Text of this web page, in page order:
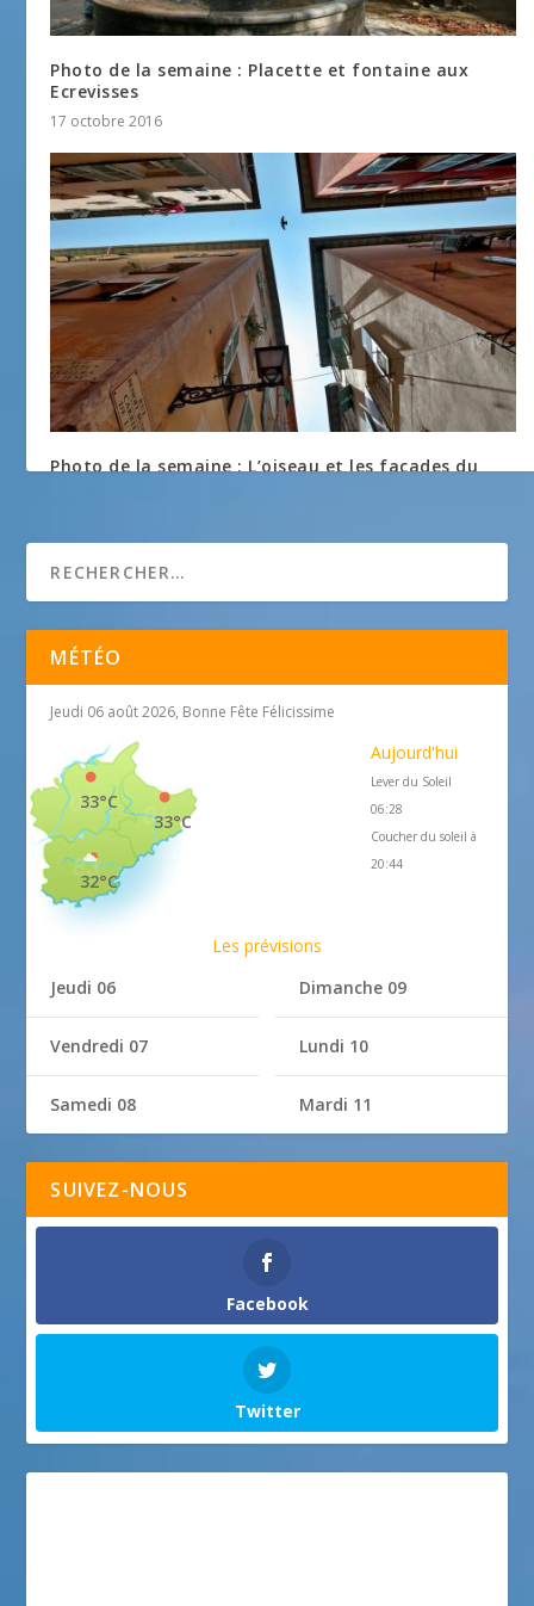
Photo de la semaine : Placette et fontaine aux
Ecrevisses
17 octobre 2016
Photo de la semaine : L’oiseau et les façades du
MÉTÉO
Jeudi 06 août 2026, Bonne Fête Félicissime
33°C
33°C
32°C
Aujourd'hui
Lever du Soleil
06:28
Coucher du soleil à
20:44
Les prévisions
Jeudi 06
Vendredi 07
Samedi 08
Dimanche 09
Lundi 10
Mardi 11
SUIVEZ-NOUS
Facebook
Twitter